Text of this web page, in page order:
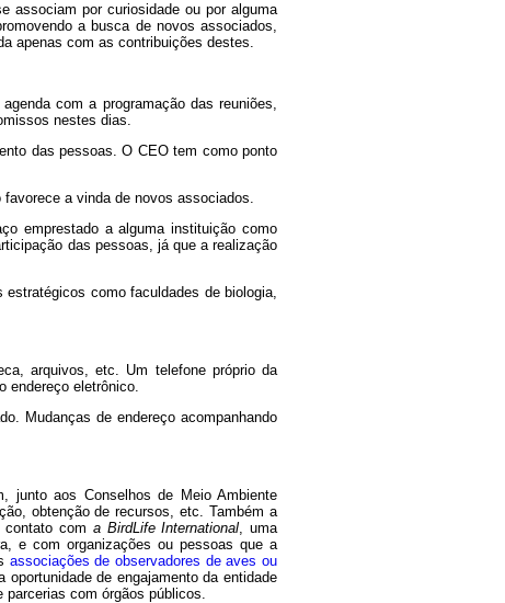
associam por curiosidade ou por alguma
a busca de novos associados,
apenas com as contribuições destes.
com a programação das reuniões,
nestes dias.
das pessoas. O CEO tem como ponto
a vinda de novos associados.
emprestado a alguma instituição como
das pessoas, já que a realização
como faculdades de biologia,
arquivos, etc. Um telefone próprio da
endereço eletrônico.
Mudanças de endereço acompanhando
junto aos Conselhos de Meio Ambiente
obtenção de recursos, etc. Também a
contato com a BirdLife International, uma
e com organizações ou pessoas que a
associações de observadores de aves ou
de engajamento da entidade
com órgãos públicos.